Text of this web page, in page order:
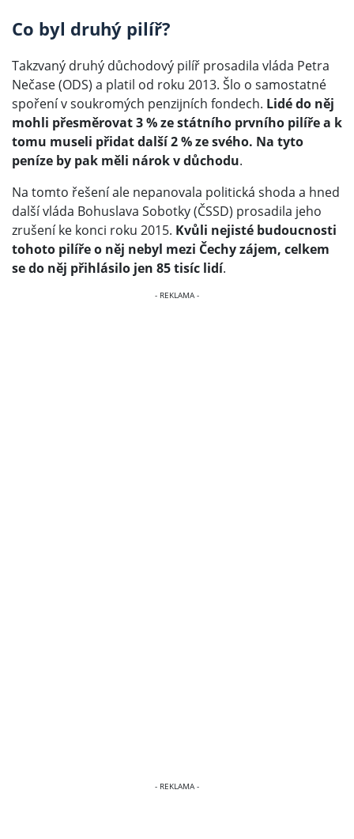
Co byl druhý pilíř?
Takzvaný druhý důchodový pilíř prosadila vláda Petra
Nečase (ODS) a platil od roku 2013. Šlo o samostatné
spoření v soukromých penzijních fondech. Lidé do něj
mohli přesměrovat 3 % ze státního prvního pilíře a k
tomu museli přidat další 2 % ze svého. Na tyto
peníze by pak měli nárok v důchodu.
Na tomto řešení ale nepanovala politická shoda a hned
další vláda Bohuslava Sobotky (ČSSD) prosadila jeho
zrušení ke konci roku 2015. Kvůli nejisté budoucnosti
tohoto pilíře o něj nebyl mezi Čechy zájem, celkem
se do něj přihlásilo jen 85 tisíc lidí.